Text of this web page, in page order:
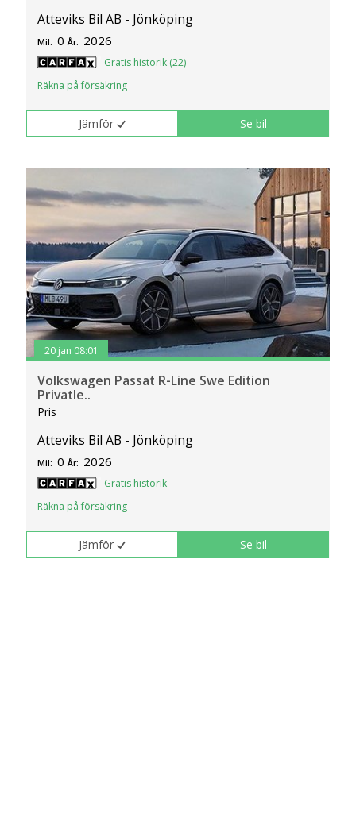
Atteviks Bil AB - Jönköping
Mil: 0 År: 2026
Gratis historik (22)
Räkna på försäkring
Jämför Se bil
20 jan 08:01
Volkswagen Passat R-Line Swe Edition
Privatle..
Pris
Atteviks Bil AB - Jönköping
Mil: 0 År: 2026
Gratis historik
Räkna på försäkring
Jämför Se bil